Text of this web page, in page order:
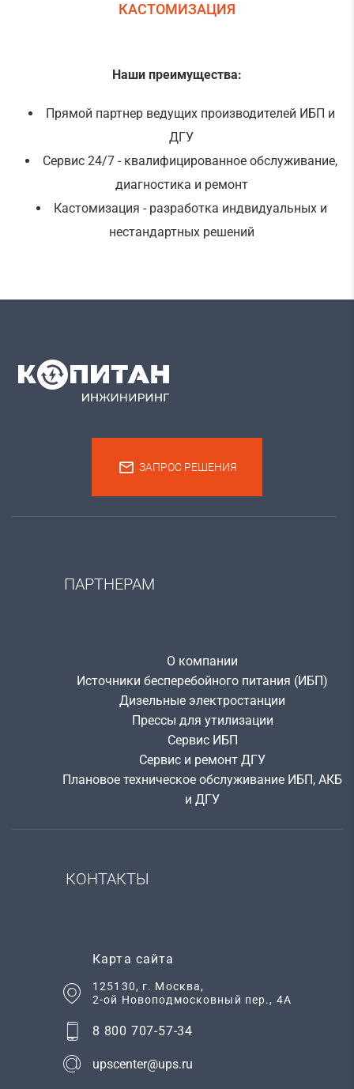
КАСТОМИЗАЦИЯ
Наши преимущества:
Прямой партнер ведущих производителей ИБП и
ДГУ
Сервис 24/7 - квалифицированное обслуживание,
диагностика и ремонт
Кастомизация - разработка индвидуальных и
нестандартных решений
ЗАПРОС РЕШЕНИЯ
ПАРТНЕРАМ
О компании
Источники бесперебойного питания (ИБП)
Дизельные электростанции
Прессы для утилизации
Сервис ИБП
Сервис и ремонт ДГУ
Плановое техническое обслуживание ИБП, АКБ
и ДГУ
КОНТАКТЫ
Карта сайта
125130, г. Москва,
2-ой Новоподмосковный пер., 4А
8 800 707-57-34
upscenter@ups.ru